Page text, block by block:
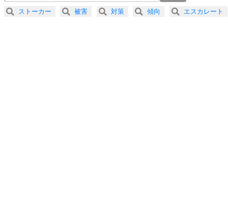
2.5倍速 （202KB 51秒）
3.0倍速 （168KB 42秒）
ストーカー 被害 対策 傾向 エスカレート